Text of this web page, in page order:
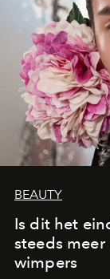
BEAUTY
Is dit het
steeds
wimpers